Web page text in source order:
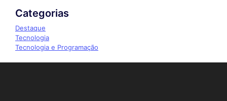
Categorias
Destaque
Tecnologia
Tecnologia e Programação